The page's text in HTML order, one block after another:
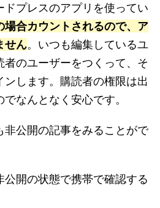
プレスのアプリを使ってい
場合カウントされるので、ア
せん。いつも編集しているユ
者のユーザーをつくって、そ
します。購読者の権限は出
なんとなく安心です。
非公開の記事をみることがで
開の状態で携帯で確認する